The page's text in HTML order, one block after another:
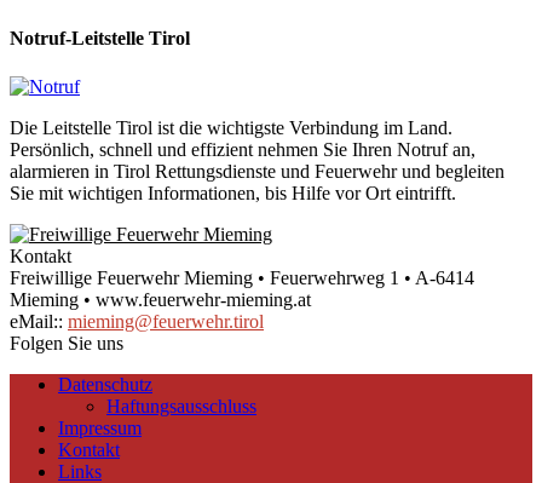
Notruf-Leitstelle Tirol
Die Leitstelle Tirol ist die wichtigste Verbindung im Land.
Persönlich, schnell und effizient nehmen Sie Ihren Notruf an,
alarmieren in Tirol Rettungsdienste und Feuerwehr und begleiten
Sie mit wichtigen Informationen, bis Hilfe vor Ort eintrifft.
Kontakt
Freiwillige Feuerwehr Mieming • Feuerwehrweg 1 • A-6414
Mieming • www.feuerwehr-mieming.at
eMail:: mieming@feuerwehr.tirol
Folgen Sie uns
Datenschutz
Haftungsausschluss
Impressum
Kontakt
Links